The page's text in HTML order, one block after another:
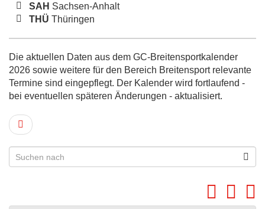
SAH Sachsen-Anhalt
THÜ Thüringen
Die aktuellen Daten aus dem GC-Breitensportkalender
2026 sowie weitere für den Bereich Breitensport relevante
Termine sind eingepflegt. Der Kalender wird fortlaufend -
bei eventuellen späteren Änderungen - aktualisiert.